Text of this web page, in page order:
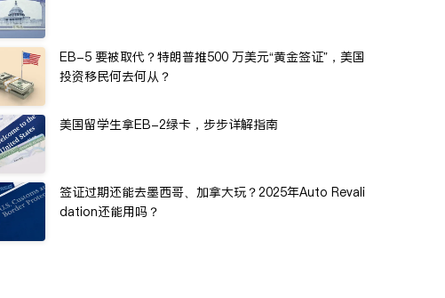
EB-5 要被取代？特朗普推500 万美元“黄金签证”，美国
投资移民何去何从？
美国留学生拿EB-2绿卡，步步详解指南
签证过期还能去墨西哥、加拿大玩？2025年Auto Revali
dation还能用吗？